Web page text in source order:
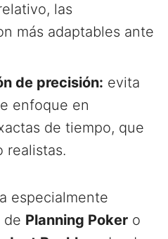
las
más adaptables ante
de precisión: evita
enfoque en
de tiempo, que
realistas.
especialmente
de Planning Poker o